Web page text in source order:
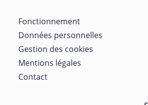
Fonctionnement
Données personnelles
Gestion des cookies
Mentions légales
Contact